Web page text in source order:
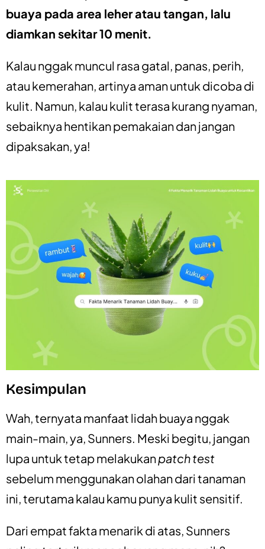
buaya pada area leher atau tangan, lalu
diamkan sekitar 10 menit.
Kalau nggak muncul rasa gatal, panas, perih,
atau kemerahan, artinya aman untuk dicoba di
kulit. Namun, kalau kulit terasa kurang nyaman,
sebaiknya hentikan pemakaian dan jangan
dipaksakan, ya!
Kesimpulan
Wah, ternyata manfaat lidah buaya nggak
main-main, ya, Sunners. Meski begitu, jangan
lupa untuk tetap melakukanpatch test
sebelum menggunakan olahan dari tanaman
ini, terutama kalau kamu punya kulit sensitif.
Dari empat fakta menarik di atas, Sunners